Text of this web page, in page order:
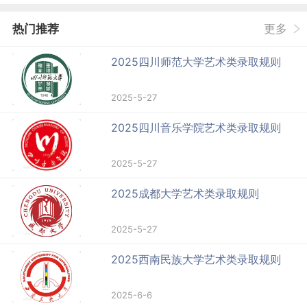
热门推荐 更多
2025四川师范大学艺术类录取规则
2025-5-27
2025四川音乐学院艺术类录取规则
2025-5-27
2025成都大学艺术类录取规则
2025-5-27
2025西南民族大学艺术类录取规则
2025-6-6